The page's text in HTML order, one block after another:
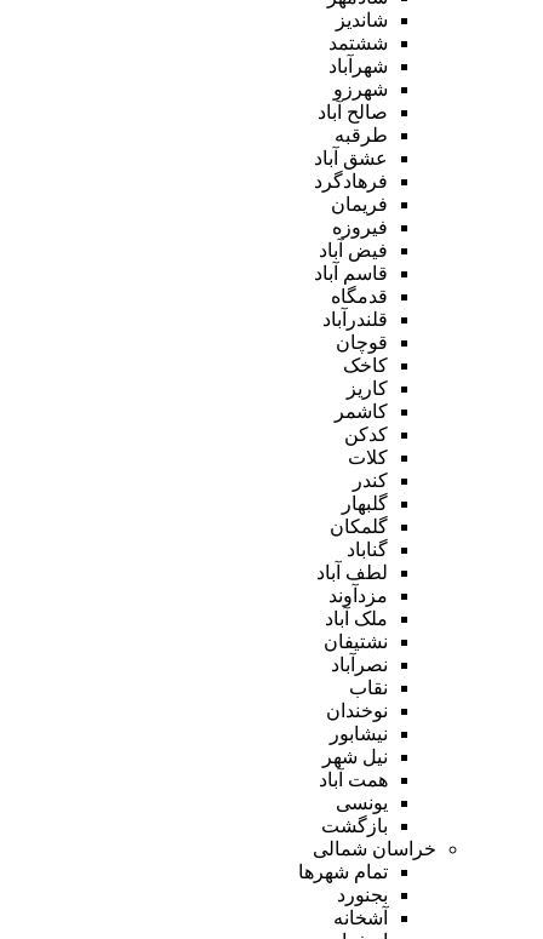
شاندیز
ششتمد
شهرآباد
شهرزو
صالح آباد
طرقبه
عشق آباد
فرهادگرد
فریمان
فیروزه
فیض آباد
قاسم آباد
قدمگاه
قلندرآباد
قوچان
کاخک
کاریز
کاشمر
کدکن
کلات
کندر
گلبهار
گلمکان
گناباد
لطف آباد
مزدآوند
ملک آباد
نشتیفان
نصرآباد
نقاب
نوخندان
نیشابور
نیل شهر
همت آباد
یونسی
بازگشت
خراسان شمالی
تمام شهر‌ها
بجنورد
آشخانه